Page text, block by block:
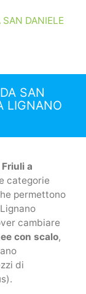
DANIELE
SAN
LIGNANO
a
categorie
permettono
cambiare
con scalo,
di